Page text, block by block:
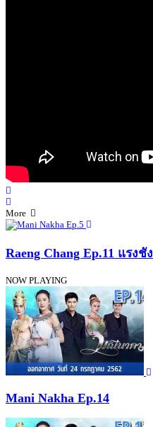
More
Raeng Chang Ep.11 แรงชัง
NOW PLAYING
Mani Nakha Ep.14